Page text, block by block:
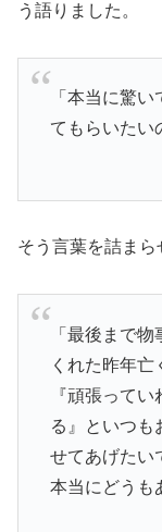
う語りました。
「本当に驚
てもらいた
そう言葉を詰まら
「最後まで
くれた昨年亡
『頑張って
る』といつも
せてあげたい
本当にどうも